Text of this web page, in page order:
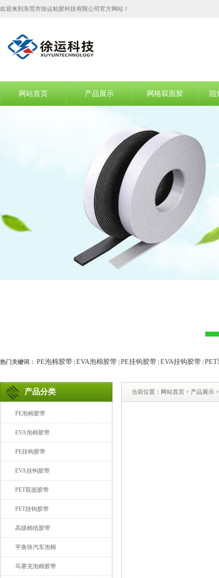
欢迎来到东莞市徐运粘胶科技有限公司官方网站！
网站首页 产品展示 网格双面胶 阻
热门关键词： PE泡棉胶带 EVA泡棉胶带 PE挂钩胶带 EVA挂钩胶带
产品分类
PE泡棉胶带
EVA泡棉胶带
PE挂钩胶带
EVA挂钩胶带
PET双面胶带
PET挂钩胶带
高级棉纸胶带
平衡块汽车泡棉
马赛克泡棉胶带
当前位置： 网站首页 > 产品展示 >